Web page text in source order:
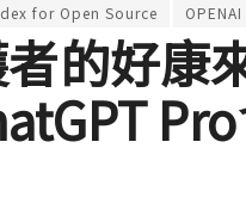
for Open Source OPENAI
的好康